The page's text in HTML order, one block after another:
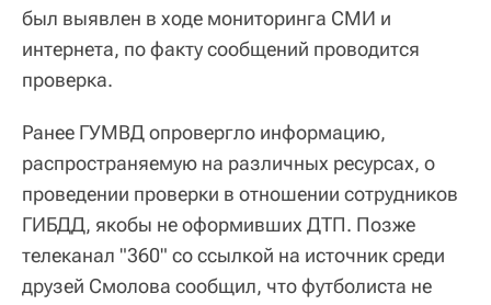
был выявлен в ходе мониторинга СМИ и
интернета, по факту сообщений проводится
проверка.
Ранее ГУМВД опровергло информацию,
распространяемую на различных ресурсах, о
проведении проверки в отношении сотрудников
ГИБДД, якобы не оформивших ДТП. Позже
телеканал "360" со ссылкой на источник среди
друзей Смолова сообщил, что футболиста не